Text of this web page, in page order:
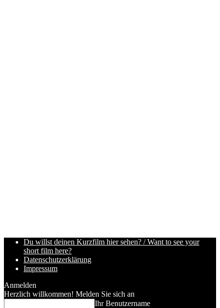
Du willst deinen Kurzfilm hier sehen? / Want to see your
short film here?
Datenschutzerklärung
Impressum
Anmelden
Herzlich willkommen! Melden Sie sich an
Ihr Benutzername